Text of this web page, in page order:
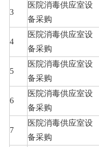
3
医院消毒供应室设
备采购
4
医院消毒供应室设
备采购
5
医院消毒供应室设
备采购
6
医院消毒供应室设
备采购
7
医院消毒供应室设
备采购